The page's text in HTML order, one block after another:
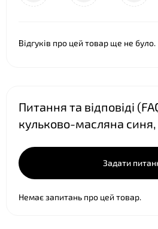
Відгуків про цей товар ще не було.
Питання та відповіді
кульково-масляна
Задати
Немає запитань про цей товар.